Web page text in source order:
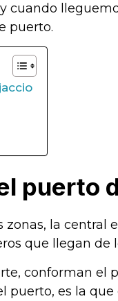
cuando
puerto.
puerto
la central
que llegan de
conforman el
puerto, es la